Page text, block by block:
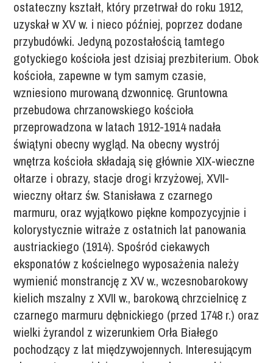
ostateczny kształt, który przetrwał do roku 1912,
uzyskał w XV w. i nieco później, poprzez dodane
przybudówki. Jedyną pozostałością tamtego
gotyckiego kościoła jest dzisiaj prezbiterium. Obok
kościoła, zapewne w tym samym czasie,
wzniesiono murowaną dzwonnicę. Gruntowna
przebudowa chrzanowskiego kościoła
przeprowadzona w latach 1912-1914 nadała
świątyni obecny wygląd. Na obecny wystrój
wnętrza kościoła składają się głównie XIX-wieczne
ołtarze i obrazy, stacje drogi krzyżowej, XVII-
wieczny ołtarz św. Stanisława z czarnego
marmuru, oraz wyjątkowo piękne kompozycyjnie i
kolorystycznie witraże z ostatnich lat panowania
austriackiego (1914). Spośród ciekawych
eksponatów z kościelnego wyposażenia należy
wymienić monstrancję z XV w., wczesnobarokowy
kielich mszalny z XVII w., barokową chrzcielnicę z
czarnego marmuru dębnickiego (przed 1748 r.) oraz
wielki żyrandol z wizerunkiem Orła Białego
pochodzący z lat międzywojennych. Interesującym